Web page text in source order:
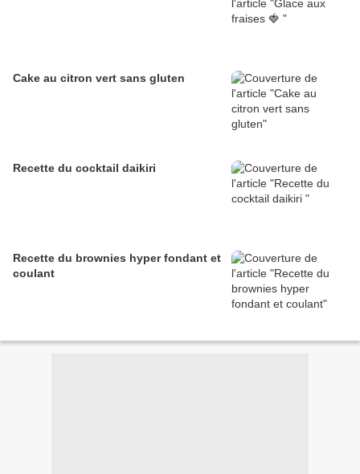
Cake au citron vert sans gluten
Recette du cocktail daikiri
Recette du brownies hyper fondant et
coulant